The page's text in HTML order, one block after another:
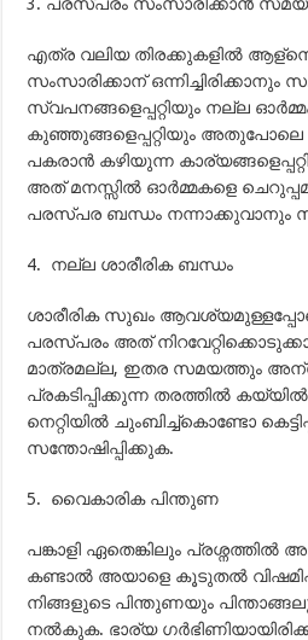
എത്ര വലിയ തിരക്കുകളില്‍
സംസാരിക്കാന്
സ്വപനങ്ങളെപ്പറ്റിയും നല്ല
കുഞ്ഞുങ്ങളെപ്പറ്റിയും
പകരാന്‍ കഴിയുന്ന
അത് മനസ്സില്‍ ഓര്‍മ്മകളെ
പരസ്പര ബന്ധം നന്നാക്കുവാനും
4. നല്ല ശാരീരിക ബന്ധം
ശാരീരിക സുഖം
പരസ്പരം അത്
മാത്രമല്ല, ഇതര സമയത്തും
പ്രകടിപ്പിക്കുന്ന തരത്തില്‍
നെറ്റിയില്‍ ചുംബിച്ച്കൊണ്ടോ
സന്തോഷിപ്പിക്കുക.
5. വൈകാരിക പിന്തുണ
പങ്കാളി ഏതെങ്കിലും പ്രശ്നത്തില്‍
കണ്ടാല്‍ അയാളെ കൂടുതല്‍
നിങ്ങളുടെ പിന്തുണയും
നല്‍കുക. ഭാര്യ